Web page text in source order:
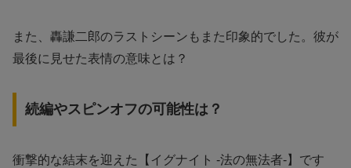
また、轟謙二郎のラストシーンもまた印象的でした。彼が
最後に見せた表情の意味とは？
続編やスピンオフの可能性は？
衝撃的な結末を迎えた【イグナイト -法の無法者-】です